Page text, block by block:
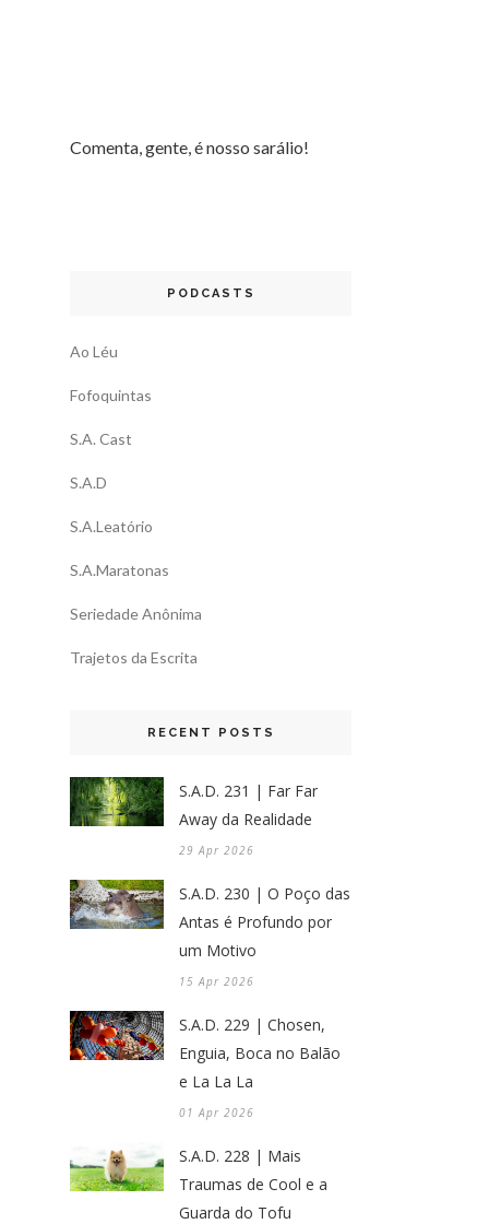
Comenta, gente, é nosso sarálio!
PODCASTS
Ao Léu
Fofoquintas
S.A. Cast
S.A.D
S.A.Leatório
S.A.Maratonas
Seriedade Anônima
Trajetos da Escrita
RECENT POSTS
S.A.D. 231 | Far Far
Away da Realidade
29 Apr 2026
S.A.D. 230 | O Poço das
Antas é Profundo por
um Motivo
15 Apr 2026
S.A.D. 229 | Chosen,
Enguia, Boca no Balão
e La La La
01 Apr 2026
S.A.D. 228 | Mais
Traumas de Cool e a
Guarda do Tofu